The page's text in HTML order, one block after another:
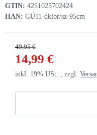
GTIN: 4251025702424
HAN: GÜ11-dklbr/sz-95cm
49,95 €
14,99 €
inkl. 19% USt. , zzgl.